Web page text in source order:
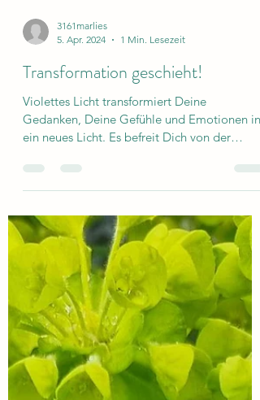
5. Apr. 2024
1 Min. Lesezeit
Transformation geschieht!
Violettes Licht transformiert Deine
Angst, die hinter...